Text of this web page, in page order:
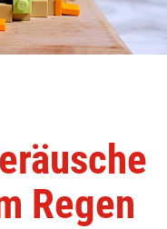
Regen